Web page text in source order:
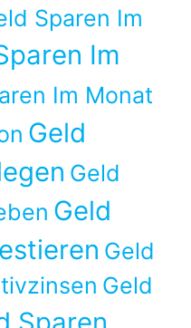
Sparen Im
Im
Im Monat
Geld
Geld
Geld
Geld
Geld